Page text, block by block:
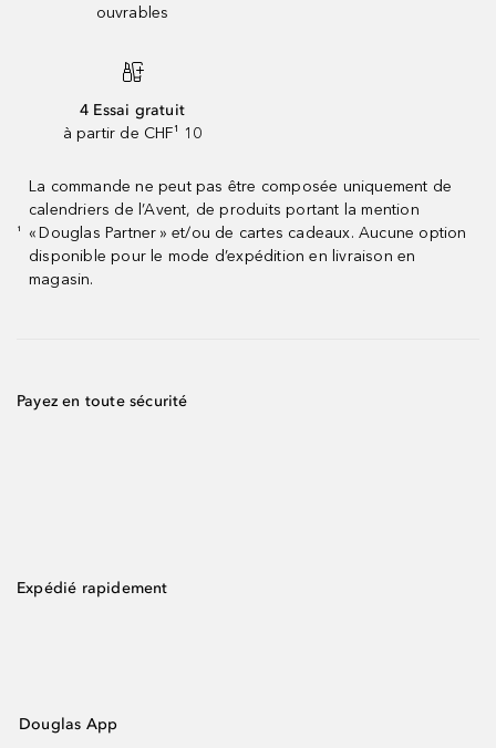
ouvrables
4 Essai gratuit
à partir de CHF¹ 10
¹
La commande ne peut pas être composée uniquement de
calendriers de l’Avent, de produits portant la mention
« Douglas Partner » et/ou de cartes cadeaux. Aucune option
disponible pour le mode d’expédition en livraison en
magasin.
Payez en toute sécurité
Expédié rapidement
Douglas App